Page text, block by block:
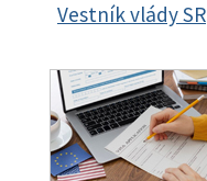
Vestník vlády SR